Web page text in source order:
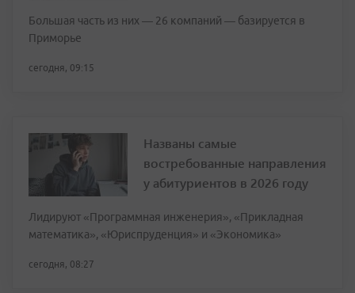
Большая часть из них — 26 компаний — базируется в
Приморье
сегодня, 09:15
Названы самые
востребованные направления
у абитуриентов в 2026 году
Лидируют «Программная инженерия», «Прикладная
математика», «Юриспруденция» и «Экономика»
сегодня, 08:27